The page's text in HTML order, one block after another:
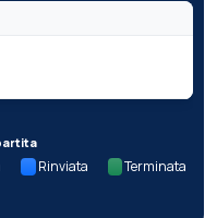
Rinviata Terminata